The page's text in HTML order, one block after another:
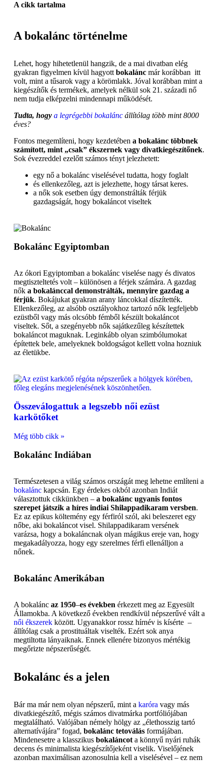
A cikk tartalma
A bokalánc történelme
Lehet, hogy hihetetlenül hangzik, de a mai divatban elég
gyakran figyelmen kívül hagyott bokalánc már korábban itt
volt, mint a tűsarok vagy a körömlakk. Jóval korábban mint a
kiegészítők és termékek, amelyek nélkül sok 21. századi nő
nem tudja elképzelni mindennapi működését.
Tudta, hogy a legrégebbi bokalánc állítólag több mint 8000
éves?
Fontos megemlíteni, hogy kezdetében a bokalánc többnek
számított, mint „csak” ékszernek vagy divatkiegészítőnek.
Sok évezreddel ezelőtt számos tényt jelezhetett:
egy nő a bokalánc viselésével tudatta, hogy foglalt
és ellenkezőleg, azt is jelezhette, hogy társat keres.
a nők sok esetben úgy demonstrálták férjük
gazdagságát, hogy bokaláncot viseltek
Bokalánc Egyiptomban
Az ókori Egyiptomban a bokalánc viselése nagy és divatos
megtiszteltetés volt – különösen a férjek számára. A gazdag
nők a bokalánccal demonstrálták, mennyire gazdag a
férjük. Bokájukat gyakran arany láncokkal díszítették.
Ellenkezőleg, az alsóbb osztályokhoz tartozó nők legfeljebb
ezüstből vagy más olcsóbb fémből készült bokaláncot
viseltek. Sőt, a szegényebb nők sajátkezűleg készítettek
bokaláncot maguknak. Leginkább olyan szimbólumokat
építettek bele, amelyeknek boldogságot kellett volna hozniuk
az életükbe.
Összeválogattuk a legszebb női ezüst
karkötőket
Még több cikk »
Bokalánc Indiában
Természetesen a világ számos országát meg lehetne említeni a
bokalánc kapcsán. Egy érdekes okból azonban Indiát
választottuk cikkünkben – a bokalánc ugyanis fontos
szerepet játszik a híres indiai Shilappadikaram versben.
Ez az epikus költemény egy férfiról szól, aki beleszeret egy
nőbe, aki bokaláncot visel. Shilappadikaram versének
varázsa, hogy a bokaláncnak olyan mágikus ereje van, hogy
megakadályozza, hogy egy szerelmes férfi ellenálljon a
nőnek.
Bokalánc Amerikában
A bokalánc az 1950–es években érkezett meg az Egyesült
Államokba. A következő években rendkívül népszerűvé vált a
női ékszerek között. Ugyanakkor rossz hírnév is kísérte –
állítólag csak a prostituáltak viselték. Ezért sok anya
megtiltotta lányaiknak. Ennek ellenére bizonyos mértékig
megőrizte népszerűségét.
Bokalánc és a jelen
Bár ma már nem olyan népszerű, mint a karóra vagy más
divatkiegészítő, mégis számos divatmárka portfóliójában
megtalálható. Valójában némely hölgy az „élethosszig tartó
alternatívájára” fogad, bokalánc tetoválás formájában.
Mindenesetre a klasszikus bokaláncot a könnyű nyári ruhák
decens és minimalista kiegészítőjeként viselik. Viselőjének
azonban maximálisan azonosulnia kell a viselésével – ez nem